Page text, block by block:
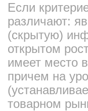
Если
различают:
(скрытую)
открытом
имеет место
причем на
товарном